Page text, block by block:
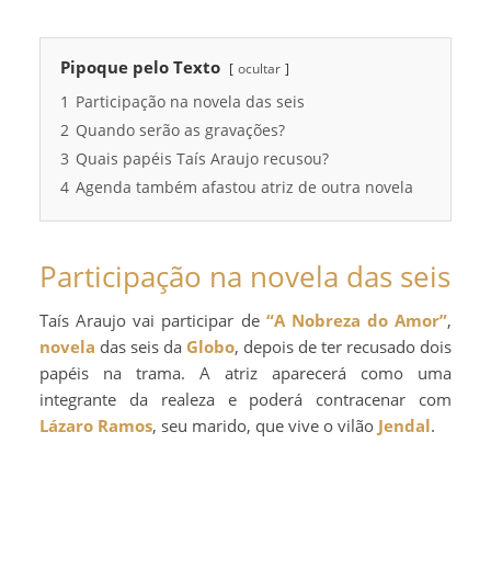
Pipoque pelo Texto ocultar
1 Participação na novela das seis
2 Quando serão as gravações?
3 Quais papéis Taís Araujo recusou?
4 Agenda também afastou atriz de outra novela
Participação na novela das seis
Taís Araujo vai participar de “A Nobreza do Amor”,
novela das seis da Globo, depois de ter recusado dois
papéis na trama. A atriz aparecerá como uma
integrante da realeza e poderá contracenar com
Lázaro Ramos, seu marido, que vive o vilão Jendal.